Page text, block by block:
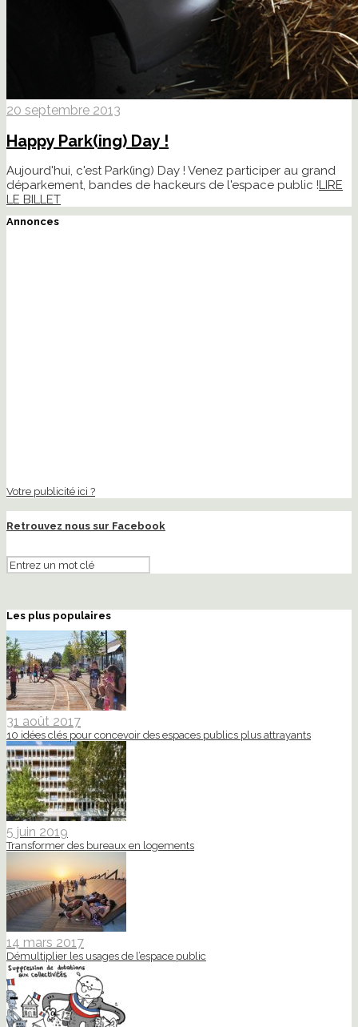
20 septembre 2013
Happy Park(ing) Day !
Aujourd'hui, c'est Park(ing) Day ! Venez participer au grand
déparkement, bandes de hackeurs de l'espace public !LIRE
LE BILLET
Annonces
Votre publicité ici ?
Retrouvez nous sur Facebook
Les plus populaires
31 août 2017
10 idées clés pour concevoir des espaces publics plus attrayants
5 juin 2019
Transformer des bureaux en logements
14 mars 2017
Démultiplier les usages de l’espace public